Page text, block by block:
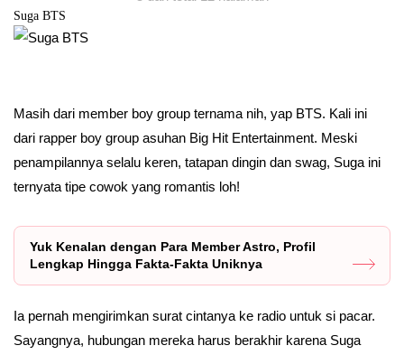
Suga BTS
Masih dari member boy group ternama nih, yap BTS. Kali ini
dari rapper boy group asuhan Big Hit Entertainment. Meski
penampilannya selalu keren, tatapan dingin dan swag, Suga ini
ternyata tipe cowok yang romantis loh!
Yuk Kenalan dengan Para Member Astro, Profil
Lengkap Hingga Fakta-Fakta Uniknya
Ia pernah mengirimkan surat cintanya ke radio untuk si pacar.
Sayangnya, hubungan mereka harus berakhir karena Suga